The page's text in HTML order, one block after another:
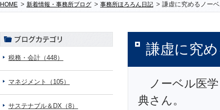
HOME > 新着情報・事務所ブログ > 事務所ほろろん日記 > 謙虚に究めるノー
謙虚に究
ノーベル医学
典さん。
税務・会計（448）
マネジメント（105）
サステナブル＆DX（8）